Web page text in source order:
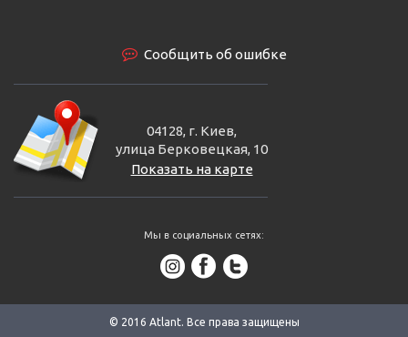
Сообщить об ошибке
04128, г. Киев,
улица Берковецкая, 10
Показать на карте
Мы в социальных сетях:
© 2016 Аtlant. Все права защищены